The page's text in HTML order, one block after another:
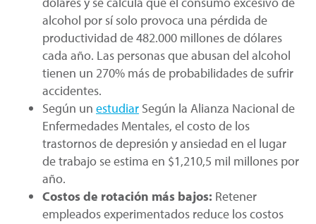
alcohol por sí solo provoca una pérdida de
productividad de 482.000 millones de dólares
cada año. Las personas que abusan del alcohol
tienen un 270% más de probabilidades de sufrir
accidentes.
Según un estudiar Según la Alianza Nacional de
Enfermedades Mentales, el costo de los
trastornos de depresión y ansiedad en el lugar
de trabajo se estima en $1,210,5 mil millones por
año.
Costos de rotación más bajos: Retener
empleados experimentados reduce los costos